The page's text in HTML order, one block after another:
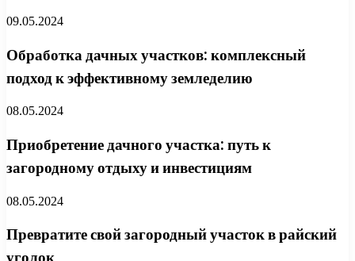
09.05.2024
Обработка дачных участков: комплексный
подход к эффективному земледелию
08.05.2024
Приобретение дачного участка: путь к
загородному отдыху и инвестициям
08.05.2024
Превратите свой загородный участок в райский